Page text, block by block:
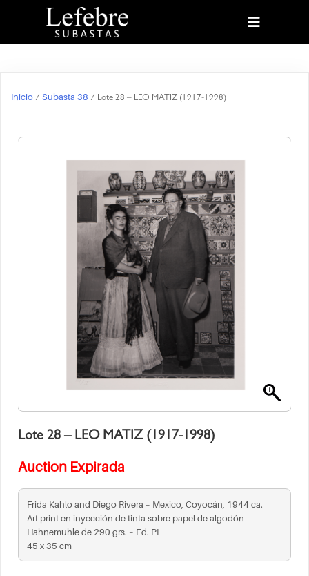
Inicio / Subasta 38 / Lote 28 – LEO MATIZ (1917-1998)
Lote 28 – LEO MATIZ (1917-1998)
Auction Expirada
Frida Kahlo and Diego Rivera – Mexico, Coyocán, 1944 ca.
Art print en inyección de tinta sobre papel de algodón
Hahnemuhle de 290 grs. – Ed. PI
45 x 35 cm